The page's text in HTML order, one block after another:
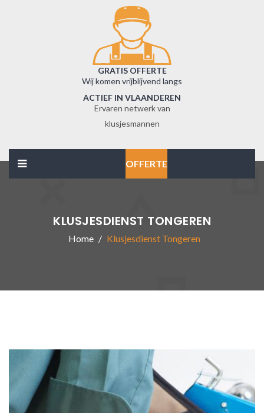
GRATIS OFFERTE
Wij komen vrijblijvend langs
ACTIEF IN VLAANDEREN
Ervaren netwerk van
klusjesmannen
OFFERTE
KLUSJESDIENST TONGEREN
Home Klusjesdienst Tongeren